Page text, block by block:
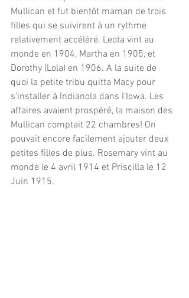
Mullican et fut bientôt maman de trois
filles qui se suivirent à un rythme
relativement accéléré. Leota vint au
monde en 1904, Martha en 1905, et
Dorothy (Lola) en 1906. A la suite de
quoi la petite tribu quitta Macy pour
s’installer à Indianola dans l’Iowa. Les
affaires avaient prospéré, la maison des
Mullican comptait 22 chambres! On
pouvait encore facilement ajouter deux
petites filles de plus. Rosemary vint au
monde le 4 avril 1914 et Priscilla le 12
Juin 1915.